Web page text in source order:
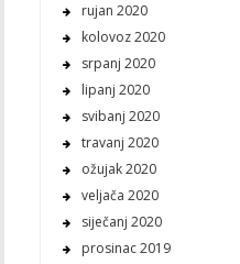
rujan 2020
kolovoz 2020
srpanj 2020
lipanj 2020
svibanj 2020
travanj 2020
ožujak 2020
veljača 2020
siječanj 2020
prosinac 2019